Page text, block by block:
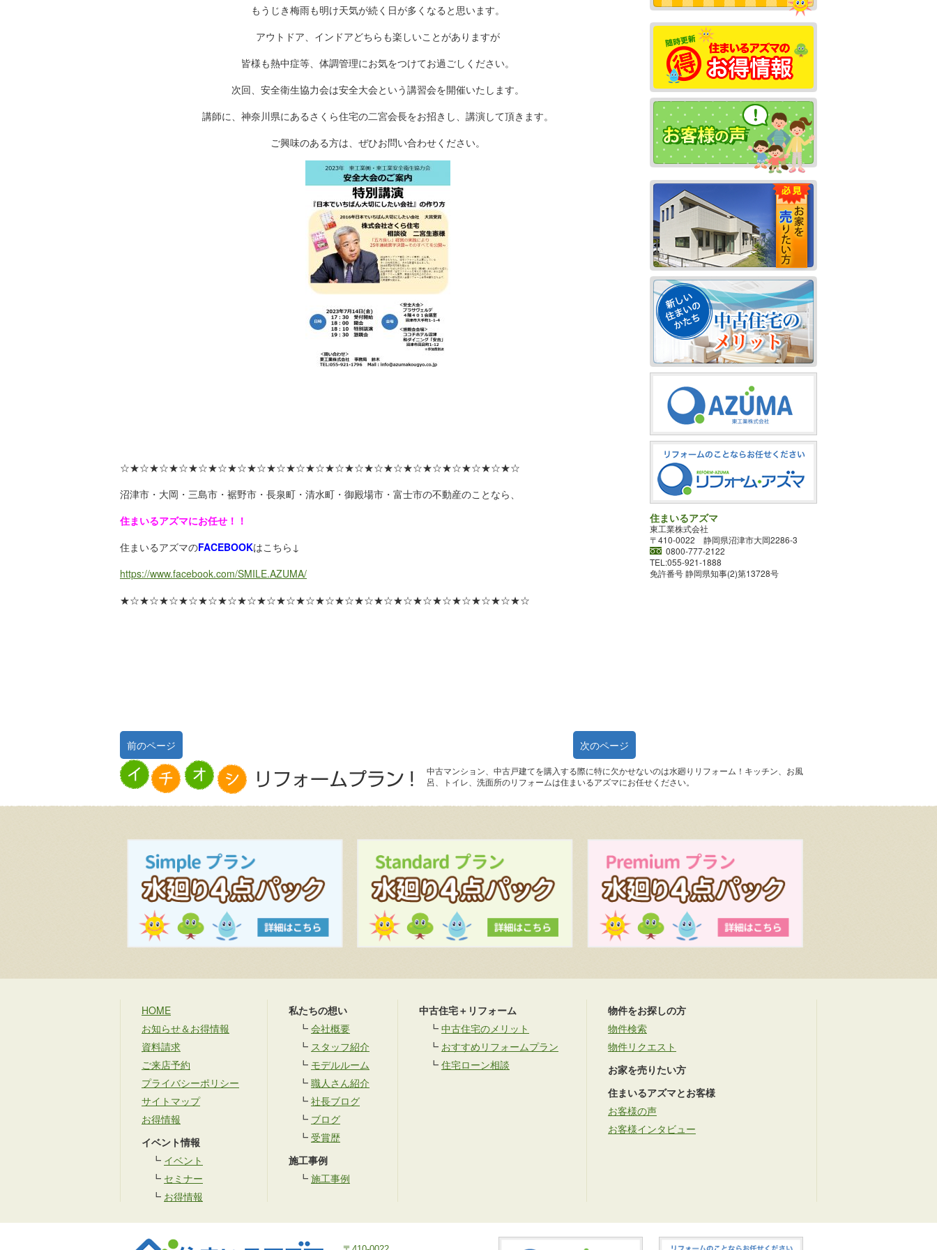
もうじき梅雨も明け天気が続く日が多くなると思います。
アウトドア、インドアどちらも楽しいことがありますが
皆様も熱中症等、体調管理にお気をつけてお過ごしください。
次回、安全衛生協力会は安全大会という講習会を開催いたします。
講師に、神奈川県にあるさくら住宅の二宮会長をお招きし、講演して頂きます。
ご興味のある方は、ぜひお問い合わせください。
☆★☆★☆★☆★☆★☆★☆★☆★☆★☆★☆★☆★☆★☆★☆★☆★☆★☆★☆★☆★☆
沼津市・大岡・三島市・裾野市・長泉町・清水町・御殿場市・富士市の不動産のことなら、
住まいるアズマにお任せ！！
住まいるアズマのFACEBOOKはこちら↓
https://www.facebook.com/SMILE.AZUMA/
★☆★☆★☆★☆★☆★☆★☆★☆★☆★☆★☆★☆★☆★☆★☆★☆★☆★☆★☆★☆★☆
前のページ 次のページ
住まいるアズマ
東工業株式会社
〒410-0022 静岡県沼津市大岡2286-3
0800-777-2122
TEL:055-921-1888
免許番号 静岡県知事(2)第13728号
中古マンション、中古戸建てを購入する際に特に欠かせないのは水廻りリフォーム！キッチン、お風
呂、トイレ、洗面所のリフォームは住まいるアズマにお任せください。
HOME
お知らせ＆お得情報
資料請求
ご来店予約
プライバシーポリシー
サイトマップ
お得情報
イベント情報
┗ イベント
┗ セミナー
┗ お得情報
私たちの想い
┗ 会社概要
┗ スタッフ紹介
┗ モデルルーム
┗ 職人さん紹介
┗ 社長ブログ
┗ ブログ
┗ 受賞歴
施工事例
┗ 施工事例
中古住宅＋リフォーム
┗ 中古住宅のメリット
┗ おすすめリフォームプラン
┗ 住宅ローン相談
物件をお探しの方
物件検索
物件リクエスト
お家を売りたい方
住まいるアズマとお客様
お客様の声
お客様インタビュー